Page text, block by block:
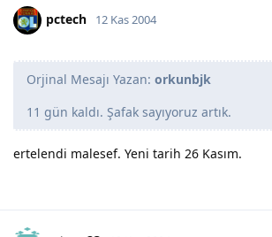
pctech 12 Kas 2004
Orjinal Mesajı Yazan: orkunbjk
11 gün kaldı. Şafak sayıyoruz artık.
ertelendi malesef. Yeni tarih 26 Kasım.